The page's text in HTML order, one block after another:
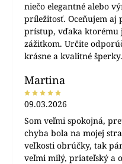
niečo elegantné alebo
príležitosť. Oceňujem aj
prístup, vďaka
zážitkom. Určite
krásne a kvalitné šperky.
Martina
09.03.2026
Som veľmi spokojná,
chyba bola na mojej
veľkosti obrúčky, tak
veľmi milý, priateľský a